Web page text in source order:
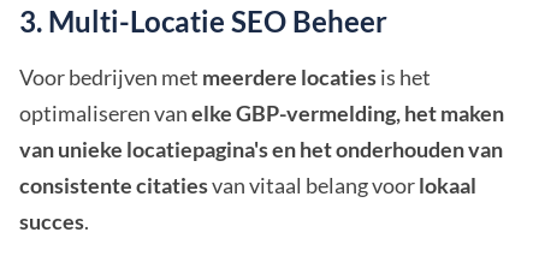
3. Multi-Locatie SEO Beheer
Voor bedrijven met meerdere locatiesis het
optimaliseren vanelke GBP-vermelding, het maken
van unieke locatiepagina's en het onderhouden van
consistente citatiesvan vitaal belang voorlokaal
succes.